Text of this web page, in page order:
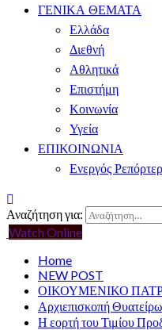
ΓΕΝΙΚΑ ΘΕΜΑΤΑ
Ελλάδα
Διεθνή
Αθλητικά
Επιστήμη
Κοινωνία
Υγεία
ΕΠΙΚΟΙΝΩΝΙΑ
Ενεργός Ρεπόρτερ
Αναζήτηση για:
Watch Online
Home
NEW POST
ΟΙΚΟΥΜΕΝΙΚΟ
Αρχιεπισκοπή
Η εορτή του Τιμίου